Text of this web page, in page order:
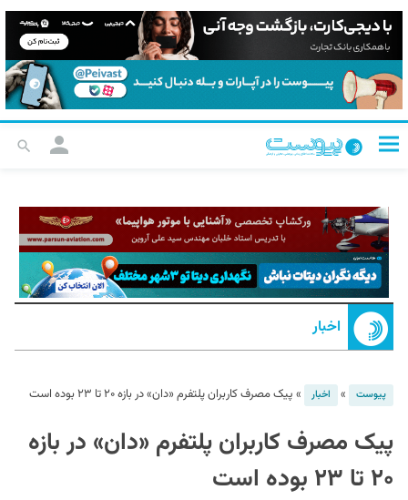
اخبار
پیوست » اخبار » پیک مصرف کاربران پلتفرم «دان» در بازه ۲۰ تا ۲۳ بوده است
پیک مصرف کاربران پلتفرم «دان» در بازه
۲۰ تا ۲۳ بوده است